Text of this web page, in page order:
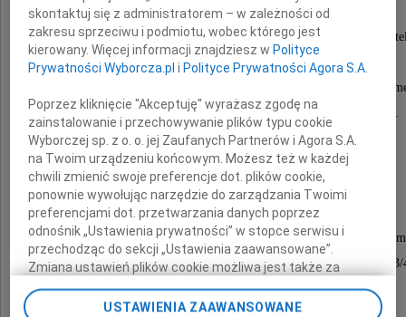
Wybitny dziennikarz prasowy oraz publicysta radiowy i
syn Ziemi Śląskiej,
wieloletni doradca Mercedes-Benz i koncernu
Zasłużony dla stosunków polsko-niemieckich.
Współzałożyciel klubu Harvarda w Polsce
Wspaniały ojciec.
Pożegnanie nastąpi w Domu Przedpogrzebowym
na Powązkach Wojskowych, ul. Powązkowska 43/
22.05.2026 roku (piątek) o godz. 13.00
skontaktuj się z administratorem – w zależności od
zakresu sprzeciwu i podmiotu, wobec którego jest
kierowany. Więcej informacji znajdziesz wPolityce
Prywatności Wyborcza.pl iPolityce Prywatności Agora S.A.
Poprzez kliknięcie "Akceptuję" wyrażasz zgodę na
zainstalowanie i przechowywanie plików typu cookie
Wyborczej sp. z o. o. jej Zaufanych Partnerów i Agora S.A.
na Twoim urządzeniu końcowym. Możesz też w każdej
chwili zmienić swoje preferencje dot. plików cookie,
ponownie wywołując narzędzie do zarządzania Twoimi
preferencjami dot. przetwarzania danych poprzez
odnośnik „Ustawienia prywatności” w stopce serwisu i
przechodząc do sekcji „Ustawienia zaawansowane”.
Zmiana ustawień plików cookie możliwa jest także za
pomocą ustawień przeglądarki.
USTAWIENIA ZAAWANSOWANE